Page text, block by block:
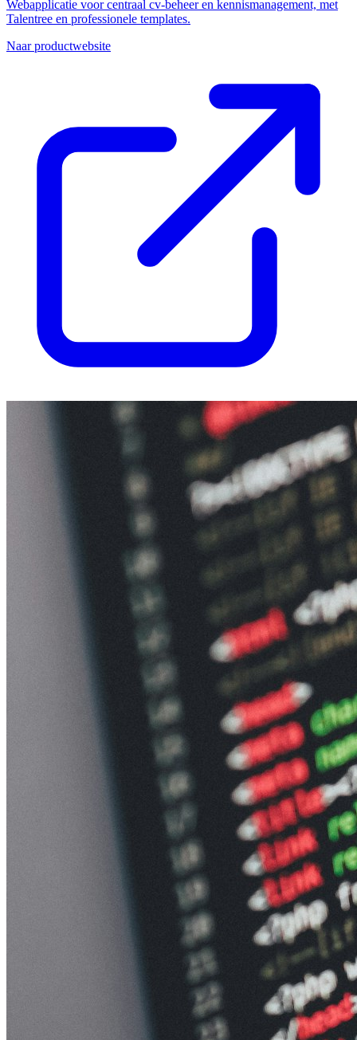
Webapplicatie voor centraal cv-beheer en kennismanagement, met
Talentree en professionele templates.
Naar productwebsite